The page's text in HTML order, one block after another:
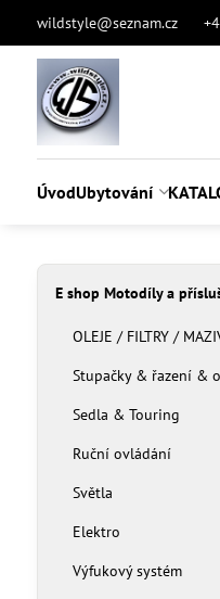
wildstyle@seznam.cz
ÚvodUbytování
E shop Motodíly a
OLEJE / FILTRY /
Stupačky & řazení &
Sedla & Touring
Ruční ovládání
Světla
Elektro
Výfukový systém